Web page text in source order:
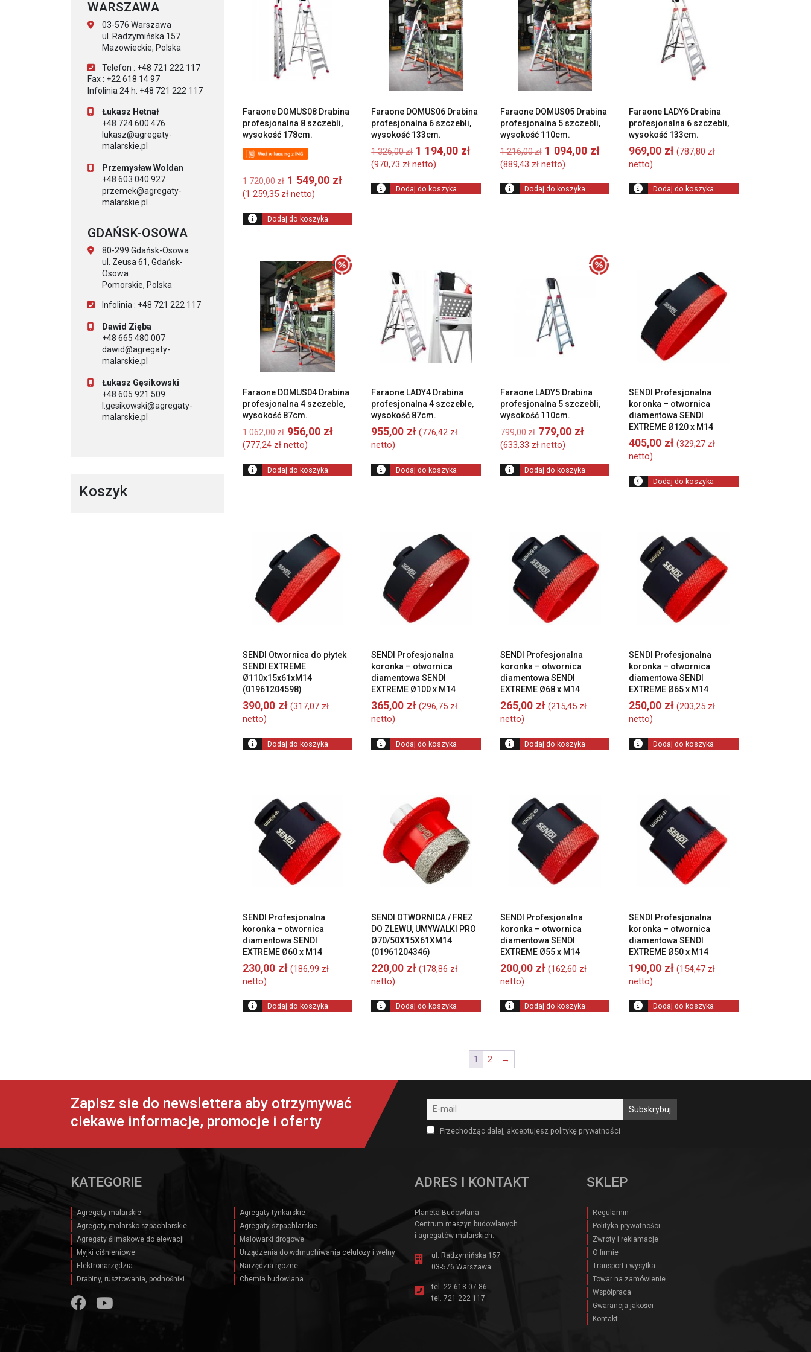
wysokiej
niskiej
Faraone DOMUS08 Drabina
profesjonalna 8 szczebli,
wysokość 178cm.
1 720,00zł Pierwotna
cena
wynosiła:
1
720,00 zł.
1 549,00 złAktualna
1
549,00 zł.
(1 259,35 zł netto)
Dodaj do koszyka
Faraone DOMUS06 Drabina
profesjonalna 6 szczebli,
wysokość 133cm.
1 326,00zł Pierwotna
cena
wynosiła:
1
326,00 zł.
1 194,00 złAktualna
wynosi:
1
194,00 zł.
(970,73 zł netto)
Dodaj do koszyka
Faraone DOMUS05 Drabina
profesjonalna 5 szczebli,
wysokość 110cm.
1 216,00zł Pierwotna
cena
wynosiła:
1
216,00 zł.
1 094,00 złAktualna
1
094,00 zł.
(889,43 złnetto)
Dodaj do koszyka
Faraone LADY6 Drabina
profesjonalna 6 szczebli,
wysokość 133cm.
969,00 zł (787,80 zł
netto)
Dodaj do koszyka
Faraone DOMUS04 Drabina
profesjonalna 4 szczeble,
wysokość 87cm.
1 062,00zł Pierwotna
cena
wynosiła:
1
062,00 zł.
956,00 złAktualna
956,00 zł.
(777,24 zł netto)
Dodaj do koszyka
Faraone LADY4 Drabina
profesjonalna 4 szczeble,
wysokość 87cm.
955,00 zł (776,42 zł
netto)
Dodaj do koszyka
Faraone LADY5 Drabina
profesjonalna 5 szczebli,
wysokość 110cm.
799,00zł Pierwotna
cena
wynosiła:
799,00 zł.
779,00 złAktualna
779,00 zł.
(633,33 złnetto)
Dodaj do koszyka
SENDI Profesjonalna
koronka – otwornica
diamentowa SENDI
EXTREME Ø120 x M14
405,00 zł (329,27 zł
netto)
Dodaj do koszyka
SENDI Otwornica do płytek
SENDI EXTREME
Ø110x15x61xM14
(01961204598)
390,00 zł (317,07 zł
netto)
Dodaj do koszyka
SENDI Profesjonalna
koronka – otwornica
diamentowa SENDI
EXTREME Ø100 x M14
365,00 zł (296,75 zł
netto)
Dodaj do koszyka
SENDI Profesjonalna
koronka – otwornica
diamentowa SENDI
EXTREME Ø68 x M14
265,00 zł (215,45 zł
netto)
Dodaj do koszyka
SENDI Profesjonalna
koronka – otwornica
diamentowa SENDI
EXTREME Ø65 x M14
250,00 zł (203,25 zł
netto)
Dodaj do koszyka
SENDI Profesjonalna
koronka – otwornica
diamentowa SENDI
EXTREME Ø60 x M14
230,00 zł (186,99 zł
netto)
Dodaj do koszyka
SENDI OTWORNICA / FREZ
DO ZLEWU, UMYWALKI PRO
Ø70/50X15X61XM14
(01961204346)
220,00 zł (178,86 zł
netto)
Dodaj do koszyka
SENDI Profesjonalna
koronka – otwornica
diamentowa SENDI
EXTREME Ø55 x M14
200,00 zł (162,60 zł
netto)
Dodaj do koszyka
SENDI Profesjonalna
koronka – otwornica
diamentowa SENDI
EXTREME Ø50 x M14
190,00 zł (154,47 zł
netto)
Dodaj do koszyka
1 2 →
WARSZAWA
03-576 Warszawa
ul. Radzymińska 157
Mazowieckie, Polska
Telefon : +48 721 222 117
Fax : +22 618 14 97
Infolinia 24 h: +48 721 222 117
Łukasz Hetnał
+48 724 600 476
lukasz@agregaty-
malarskie.pl
Przemysław Woldan
+48 603 040 927
przemek@agregaty-
malarskie.pl
GDAŃSK-OSOWA
80-299 Gdańsk-Osowa
ul. Zeusa 61, Gdańsk-
Osowa
Pomorskie, Polska
Infolinia : +48 721 222 117
Dawid Zięba
+48 665 480 007
dawid@agregaty-
malarskie.pl
Łukasz Gęsikowski
+48 605 921 509
l.gesikowski@agregaty-
malarskie.pl
Koszyk
Zapisz sie do newslettera aby otrzymywać
ciekawe informacje, promocje i oferty
Przechodząc dalej, akceptujesz politykę prywatności
KATEGORIE
Agregaty malarskie
Agregaty tynkarskie
Agregaty malarsko-szpachlarskie
Agregaty szpachlarskie
Agregaty ślimakowe do elewacji
Malowarki drogowe
Myjki ciśnieniowe
Urządzenia do wdmuchiwania celulozy i wełny
Elektronarzędzia
Narzędzia ręczne
Drabiny, rusztowania, podnośniki
Chemia budowlana
ADRES I KONTAKT
Planeta Budowlana
Centrum maszyn budowlanych
i agregatów malarskich.
ul. Radzymińska 157
03-576 Warszawa
tel. 22 618 07 86
tel. 721 222 117
SKLEP
Regulamin
Polityka prywatności
Zwroty i reklamacje
O firmie
Transport i wysyłka
Towar na zamówienie
Wspólpraca
Gwarancja jakości
Kontakt